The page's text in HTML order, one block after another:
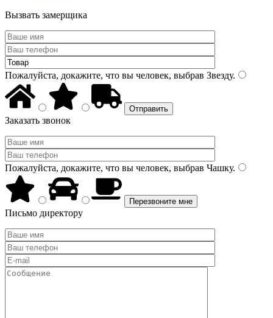
Вызвать замерщика
Пожалуйста, докажите, что вы человек, выбрав Звезду.
Заказать звонок
Пожалуйста, докажите, что вы человек, выбрав Чашку.
Письмо директору